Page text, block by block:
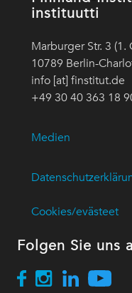
instituutti
Marburger Str. 3 (1.
10789 Berlin-
info [at] finstitut.de
+49 30 40 363 18
Medien
Cookies/evästeet
Folgen Sie uns